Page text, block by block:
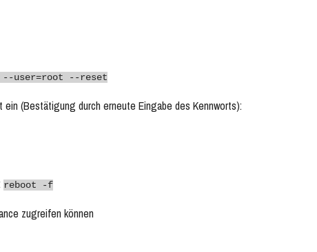
--user=root --reset
(Bestätigung durch erneute Eingabe des Kennworts):
reboot -f
zugreifen können